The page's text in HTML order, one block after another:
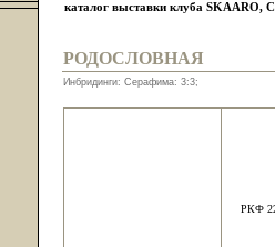
каталог выставки клуба SKAARO,
РОДОСЛОВНАЯ
Инбридинги: Серафима: 3:3;
РКФ